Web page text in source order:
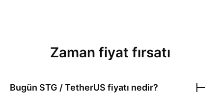
Zaman fiyat fırsatı
Bugün STG / TetherUS fiyatı nedir?